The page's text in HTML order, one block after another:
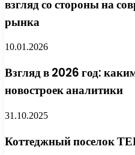
взгляд со стороны на
рынка
10.01.2026
Взгляд в 2026 год:
новостроек аналитики
31.10.2025
Коттеджный поселок